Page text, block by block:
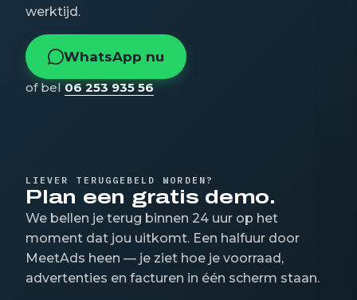
werktijd.
WhatsApp nu
of bel06 253 935 56
LIEVER TERUGGEBELD WORDEN?
Plan een gratis demo.
We bellen je terug binnen 24 uur op het
moment dat jou uitkomt. Een halfuur door
MeetAds heen — je ziet hoe je voorraad,
advertenties en facturen in één scherm staan.